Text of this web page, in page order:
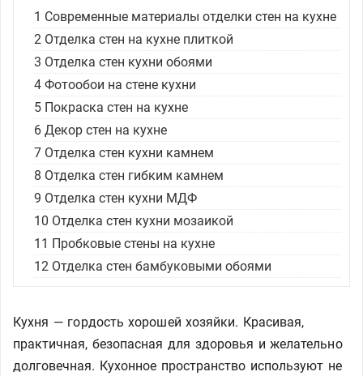
1 Современные материалы отделки стен на кухне
2 Отделка стен на кухне плиткой
3 Отделка стен кухни обоями
4 Фотообои на стене кухни
5 Покраска стен на кухне
6 Декор стен на кухне
7 Отделка стен кухни камнем
8 Отделка стен гибким камнем
9 Отделка стен кухни МДФ
10 Отделка стен кухни мозаикой
11 Пробковые стены на кухне
12 Отделка стен бамбуковыми обоями
Кухня — гордость хорошей хозяйки. Красивая,
практичная, безопасная для здоровья и желательно
долговечная. Кухонное пространство используют не